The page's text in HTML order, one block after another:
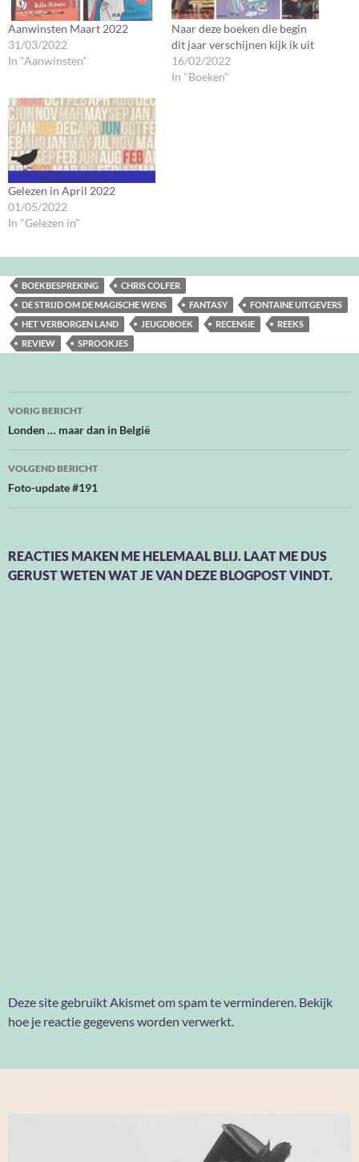
Aanwinsten Maart 2022
31/03/2022
In "Aanwinsten"
Naar deze boeken die begin
dit jaar verschijnen kijk ik uit
16/02/2022
In "Boeken"
Gelezen in April 2022
01/05/2022
In "Gelezen in"
BOEKBESPREKING
CHRIS COLFER
DE STRIJD OM DE MAGISCHE WENS
FANTASY
FONTAINE UITGEVERS
HET VERBORGEN LAND
JEUGDBOEK RECENSIE
REEKS
REVIEW
SPROOKJES
Bericht
navigatie
VORIG BERICHT
Londen … maar dan in België
VOLGEND BERICHT
Foto-update #191
REACTIES MAKEN ME HELEMAAL BLIJ. LAAT ME DUS
GERUST WETEN WAT JE VAN DEZE BLOGPOST VINDT.
Deze site gebruikt Akismet om spam te verminderen. Bekijk
hoe je reactie gegevens worden verwerkt